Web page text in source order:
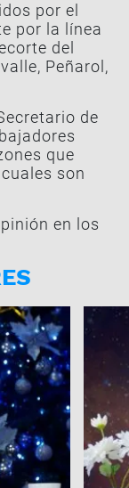
por el
por la línea
del
Peñarol,
de
que
son
en los